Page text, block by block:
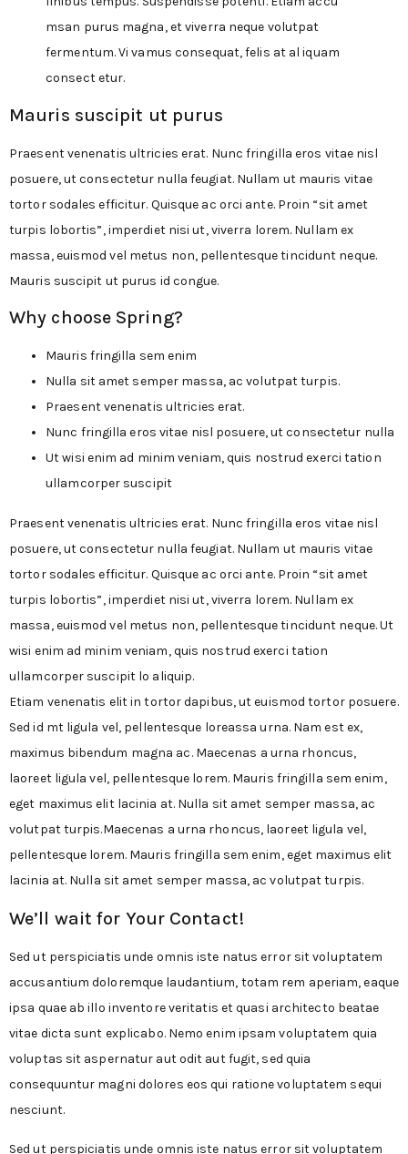
msan purus magna, et viverra neque volutpat
fermentum. Vi vamus consequat, felis at al iquam
consect etur.
Mauris suscipit ut purus
Praesent venenatis ultricies erat. Nunc fringilla eros vitae nisl
posuere, ut consectetur nulla feugiat. Nullam ut mauris vitae
tortor sodales efficitur. Quisque ac orci ante. Proin “sit amet
turpis lobortis”, imperdiet nisi ut, viverra lorem. Nullam ex
massa, euismod vel metus non, pellentesque tincidunt neque.
Mauris suscipit ut purus id congue.
Why choose Spring?
Mauris fringilla sem enim
Nulla sit amet semper massa, ac volutpat turpis.
Praesent venenatis ultricies erat.
Nunc fringilla eros vitae nisl posuere, ut consectetur nulla
Ut wisi enim ad minim veniam, quis nostrud exerci tation
ullamcorper suscipit
Praesent venenatis ultricies erat. Nunc fringilla eros vitae nisl
posuere, ut consectetur nulla feugiat. Nullam ut mauris vitae
tortor sodales efficitur. Quisque ac orci ante. Proin “sit amet
turpis lobortis”, imperdiet nisi ut, viverra lorem. Nullam ex
massa, euismod vel metus non, pellentesque tincidunt neque. Ut
wisi enim ad minim veniam, quis nostrud exerci tation
ullamcorper suscipit lo aliquip.
Etiam venenatis elit in tortor dapibus, ut euismod tortor posuere.
Sed id mt ligula vel, pellentesque loreassa urna. Nam est ex,
maximus bibendum magna ac. Maecenas a urna rhoncus,
laoreet ligula vel, pellentesque lorem. Mauris fringilla sem enim,
eget maximus elit lacinia at. Nulla sit amet semper massa, ac
volutpat turpis.Maecenas a urna rhoncus, laoreet ligula vel,
pellentesque lorem. Mauris fringilla sem enim, eget maximus elit
lacinia at. Nulla sit amet semper massa, ac volutpat turpis.
We’ll wait for Your Contact!
Sed ut perspiciatis unde omnis iste natus error sit voluptatem
accusantium doloremque laudantium, totam rem aperiam, eaque
ipsa quae ab illo inventore veritatis et quasi architecto beatae
vitae dicta sunt explicabo. Nemo enim ipsam voluptatem quia
voluptas sit aspernatur aut odit aut fugit, sed quia
consequuntur magni dolores eos qui ratione voluptatem sequi
nesciunt.
Sed ut perspiciatis unde omnis iste natus error sit voluptatem